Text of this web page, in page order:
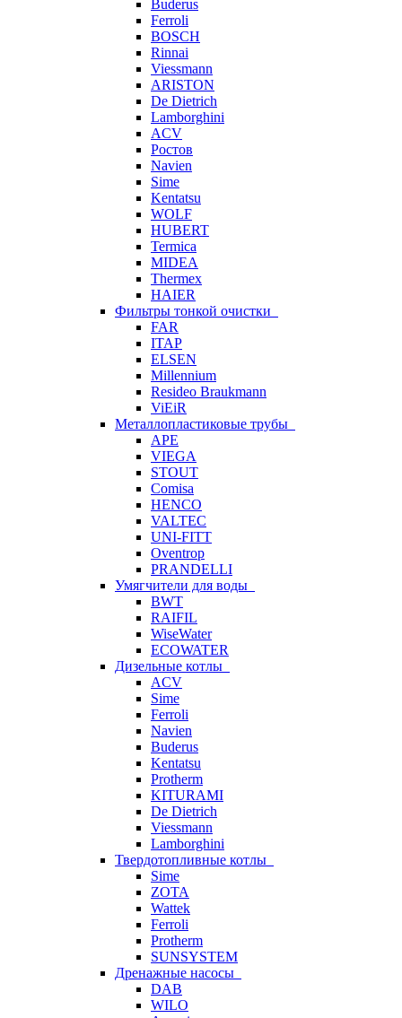
Buderus
Ferroli
BOSCH
Rinnai
Viessmann
ARISTON
De Dietrich
Lamborghini
ACV
Ростов
Navien
Sime
Kentatsu
WOLF
HUBERT
Termica
MIDEA
Thermex
HAIER
Фильтры тонкой очистки
FAR
ITAP
ELSEN
Millennium
Resideo Braukmann
ViEiR
Металлопластиковые трубы
APE
VIEGA
STOUT
Comisa
HENCO
VALTEC
UNI-FITT
Oventrop
PRANDELLI
Умягчители для воды
BWT
RAIFIL
WiseWater
ECOWATER
Дизельные котлы
ACV
Sime
Ferroli
Navien
Buderus
Kentatsu
Protherm
KITURAMI
De Dietrich
Viessmann
Lamborghini
Твердотопливные котлы
Sime
ZOTA
Wattek
Ferroli
Protherm
SUNSYSTEM
Дренажные насосы
DAB
WILO